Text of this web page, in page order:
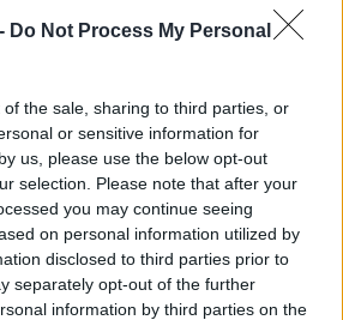
Do Not Process My Personal
the sale, sharing to third parties, or
or sensitive information for
us, please use the below opt-out
selection. Please note that after your
you may continue seeing
on personal information utilized by
disclosed to third parties prior to
separately opt-out of the further
information by third parties on the
#cukorbetegség
#vérnyomás#stroke#rákbetegség
#ekcéma #herpesz